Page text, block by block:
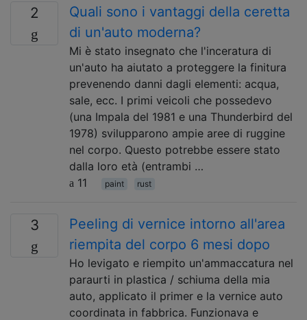
2
Quali sono i vantaggi della ceretta
di un'auto moderna?
Mi è stato insegnato che l'inceratura di
un'auto ha aiutato a proteggere la finitura
prevenendo danni dagli elementi: acqua,
sale, ecc. I primi veicoli che possedevo
(una Impala del 1981 e una Thunderbird del
1978) svilupparono ampie aree di ruggine
nel corpo. Questo potrebbe essere stato
dalla loro età (entrambi …
11
paint rust
3
Peeling di vernice intorno all'area
riempita del corpo 6 mesi dopo
Ho levigato e riempito un'ammaccatura nel
paraurti in plastica / schiuma della mia
auto, applicato il primer e la vernice auto
coordinata in fabbrica. Funzionava e